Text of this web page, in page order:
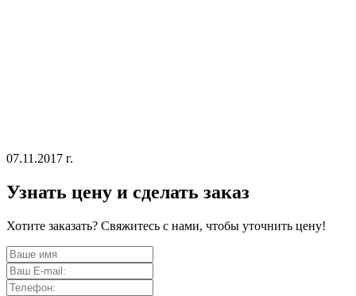
07.11.2017 г.
Узнать цену и сделать заказ
Хотите заказать? Свяжитесь с нами, чтобы уточнить цену!